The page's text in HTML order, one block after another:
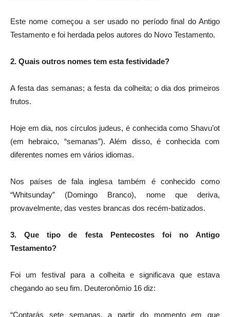
Este nome começou a ser usado no período final do Antigo
Testamento e foi herdada pelos autores do Novo Testamento.
2. Quais outros nomes tem esta festividade?
A festa das semanas; a festa da colheita; o dia dos primeiros
frutos.
Hoje em dia, nos círculos judeus, é conhecida como Shavu’ot
(em hebraico, “semanas”). Além disso, é conhecida com
diferentes nomes em vários idiomas.
Nos países de fala inglesa também é conhecido como
“Whitsunday” (Domingo Branco), nome que deriva,
provavelmente, das vestes brancas dos recém-batizados.
3. Que tipo de festa Pentecostes foi no Antigo
Testamento?
Foi um festival para a colheita e significava que estava
chegando ao seu fim. Deuteronômio 16 diz:
“Contarás sete semanas, a partir do momento em que